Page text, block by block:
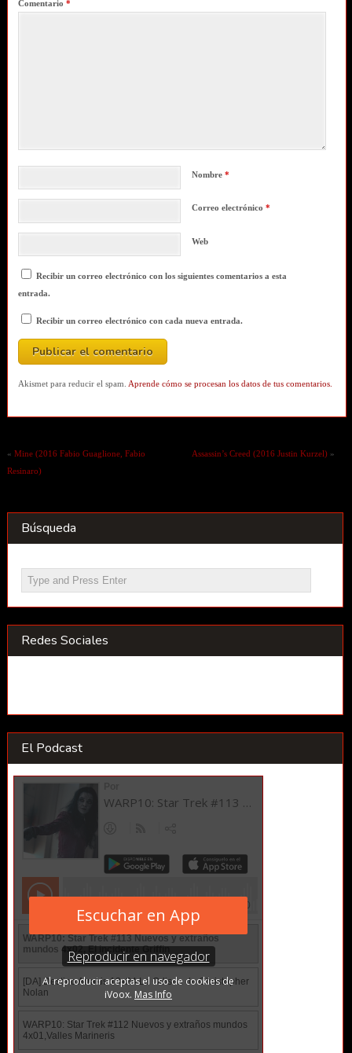
Comentario *
Nombre *
Correo electrónico *
Web
Recibir un correo electrónico con los siguientes comentarios a esta
entrada.
Recibir un correo electrónico con cada nueva entrada.
Akismet para reducir el spam. Aprende cómo se procesan los datos de tus comentarios.
« Mine (2016 Fabio Guaglione, Fabio
Resinaro)
Assassin’s Creed (2016 Justin Kurzel) »
Búsqueda
Redes Sociales
El Podcast